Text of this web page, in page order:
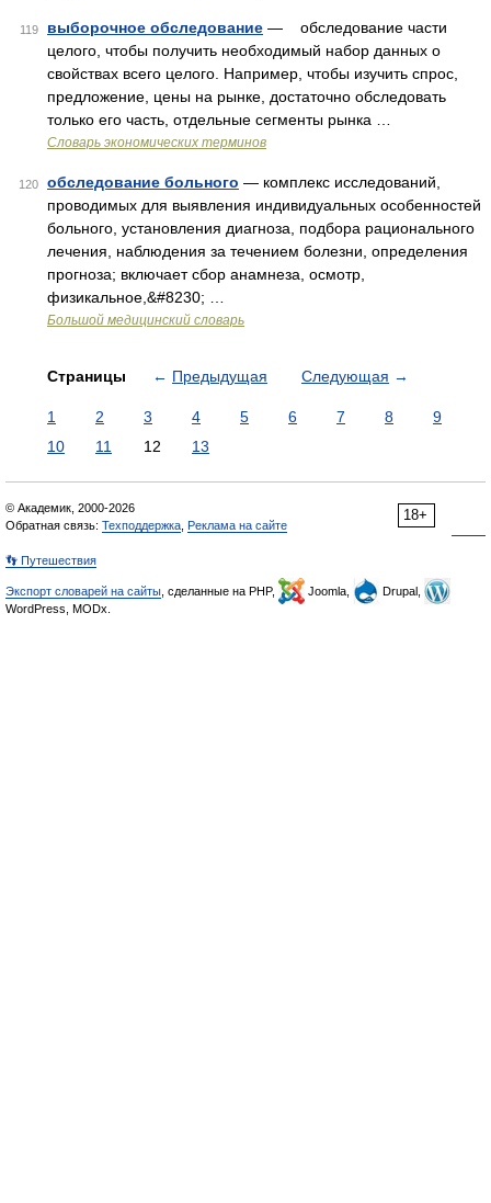
119 выборочное обследование — обследование части
целого, чтобы получить необходимый набор данных о
свойствах всего целого. Например, чтобы изучить спрос,
предложение, цены на рынке, достаточно обследовать
только его часть, отдельные сегменты рынка …
Словарь экономических терминов
120 обследование больного — комплекс исследований,
проводимых для выявления индивидуальных особенностей
больного, установления диагноза, подбора рационального
лечения, наблюдения за течением болезни, определения
прогноза; включает сбор анамнеза, осмотр,
физикальное,&#8230; …
Большой медицинский словарь
Страницы ← Предыдущая Следующая →
1 2 3 4 5 6 7 8
9
10
11 12 13
18+
© Академик, 2000-2026
Обратная связь: Техподдержка Реклама на сайте
👣 Путешествия
Экспорт словарей на сайты , сделанные на PHP, Joomla,
Drupal,
WordPress, MODx.